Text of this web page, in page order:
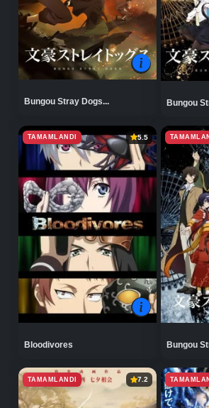
Bungou Stray Dogs... Bungou
TAMAMLANDI 5.5
Bloodivores Bungou
TAMAMLANDI 7.2